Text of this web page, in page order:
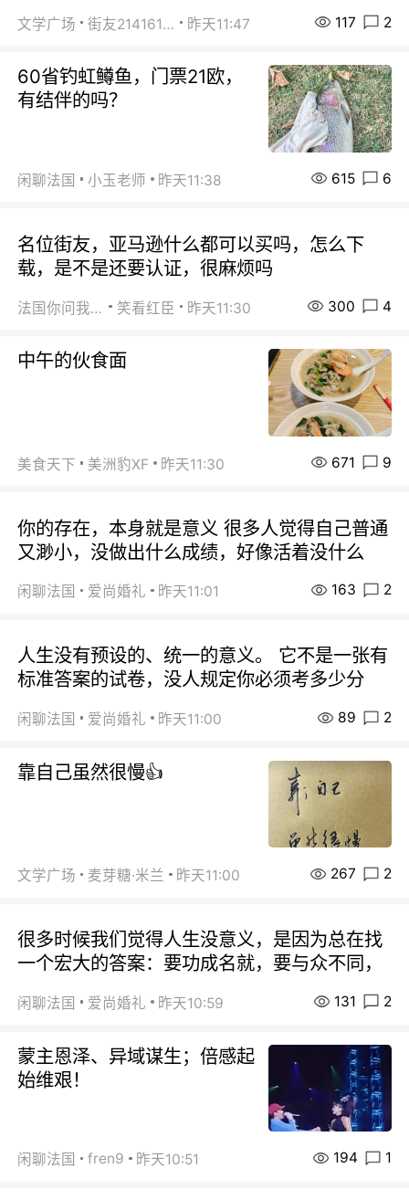
文学广场 街友21416156 昨天11:47 117 2
60省钓虹鳟鱼，门票21欧，
有结伴的吗？
闲聊法国 小玉老师 昨天11:38 615 6
名位街友，亚马逊什么都可以买吗，怎么下
载，是不是还要认证，很麻烦吗
法国你问我答 笑看红臣 昨天11:30 300 4
中午的伙食面
美食天下 美洲豹XF 昨天11:30 671 9
你的存在，本身就是意义 很多人觉得自己普通
又渺小，没做出什么成绩，好像活着没什么
闲聊法国 爱尚婚礼 昨天11:01 163 2
人生没有预设的、统一的意义。 它不是一张有
标准答案的试卷，没人规定你必须考多少分
闲聊法国 爱尚婚礼 昨天11:00 89 2
靠自己虽然很慢👍
文学广场 麦芽糖·米兰 昨天11:00 267 2
很多时候我们觉得人生没意义，是因为总在找
一个宏大的答案：要功成名就，要与众不同，
闲聊法国 爱尚婚礼 昨天10:59 131 2
蒙主恩泽、异域谋生；倍感起
始维艰！
闲聊法国 fren9 昨天10:51 194 1